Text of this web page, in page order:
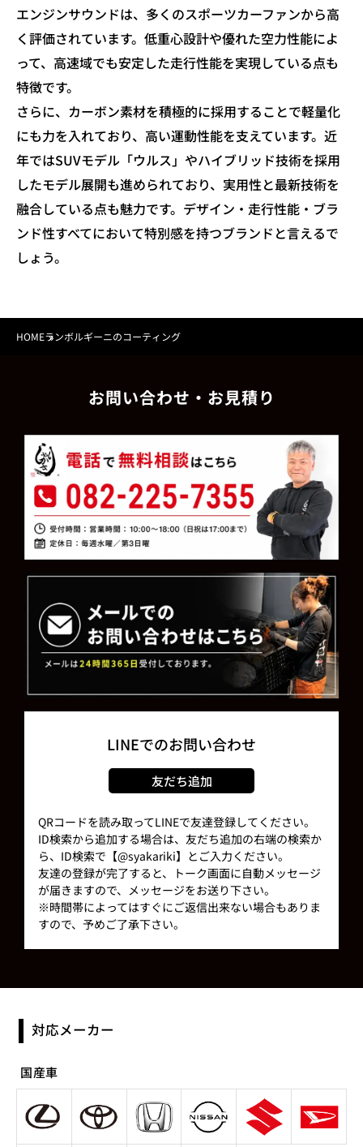
エンジンサウンドは、多くのスポーツカーファンから高
く評価されています。低重心設計や優れた空力性能によ
って、高速域でも安定した走行性能を実現している点も
特徴です。
さらに、カーボン素材を積極的に採用することで軽量化
にも力を入れており、高い運動性能を支えています。近
年ではSUVモデル「ウルス」やハイブリッド技術を採用
したモデル展開も進められており、実用性と最新技術を
融合している点も魅力です。デザイン・走行性能・ブラ
ンド性すべてにおいて特別感を持つブランドと言えるで
しょう。
HOME »
ランボルギーニのコーティング
お問い合わせ・お見積り
LINEでのお問い合わせ
友だち追加
QRコードを読み取ってLINEで友達登録してください。
ID検索から追加する場合は、友だち追加の右端の検索か
ら、ID検索で【@syakariki】とご入力ください。
友達の登録が完了すると、トーク画面に自動メッセージ
が届きますので、メッセージをお送り下さい。
※時間帯によってはすぐにご返信出来ない場合もありま
すので、予めご了承下さい。
対応メーカー
国産車